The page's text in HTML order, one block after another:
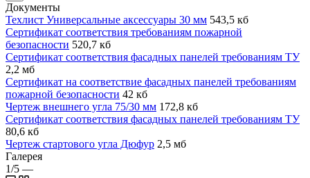
Документы
Техлист Универсальные аксессуары 30 мм 543,5 кб
Сертификат соответствия требованиям пожарной
безопасности 520,7 кб
Сертификат соответствия фасадных панелей требованиям ТУ
2,2 мб
Сертификат на соответствие фасадных панелей требованиям
пожарной безопасности 42 кб
Чертеж внешнего угла 75/30 мм 172,8 кб
Сертификат соответствия фасадных панелей требованиям ТУ
80,6 кб
Чертеж стартового угла Дюфур 2,5 мб
Галерея
1/5 —